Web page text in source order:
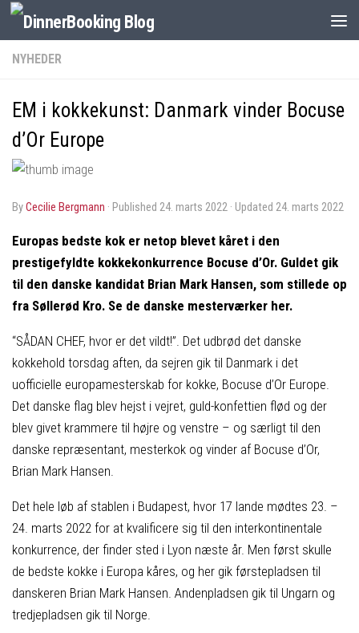
NYHEDER
EM i kokkekunst: Danmark vinder Bocuse
d’Or Europe
byCecilie Bergmann · Published 24. marts 2022 · Updated 24. marts 2022
Europas bedste kok er netop blevet kåret i den
prestigefyldte kokkekonkurrence Bocuse d’Or. Guldet gik
til den danske kandidat Brian Mark Hansen, som stillede op
fra Søllerød Kro. Se de danske mesterværker her.
“SÅDAN CHEF, hvor er det vildt!”. Det udbrød det danske
kokkehold torsdag aften, da sejren gik til Danmark i det
uofficielle europamesterskab for kokke, Bocuse d’Or Europe.
Det danske flag blev hejst i vejret, guld-konfettien flød og der
blev givet krammere til højre og venstre – og særligt til den
danske repræsentant, mesterkok og vinder af Bocuse d’Or,
Brian Mark Hansen.
Det hele løb af stablen i Budapest, hvor 17 lande mødtes 23. –
24. marts 2022 for at kvalificere sig til den interkontinentale
konkurrence, der finder sted i Lyon næste år. Men først skulle
de bedste kokke i Europa kåres, og her gik førstepladsen til
danskeren Brian Mark Hansen. Andenpladsen gik til Ungarn og
tredjepladsen gik til Norge.